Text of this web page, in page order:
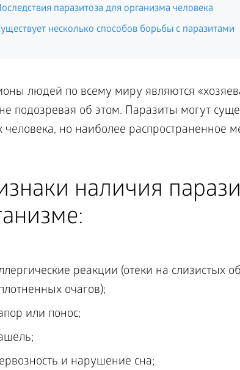
паразитоза для организма человека
несколько способов борьбы с паразитами
людей по всему миру являются
подозревая об этом. Паразиты могут
человека, но наиболее распространенное
наличия
реакции (отеки на слизистых
очагов);
или понос;
и нарушение сна;